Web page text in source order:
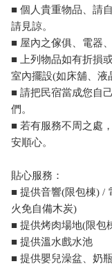
■ 個人貴重物品、請
請見諒。
■ 屋內之傢俱、電器
■ 上列物品如有折損
室內擺設(如床舖、液
■ 請把民宿當成您自
們。
■ 若有服務不周之處
安順心。
貼心服務：
■ 提供音響(限包棟) /
火免自備木炭)
■ 提供烤肉場地(限包
■ 提供溫水戲水池
■ 提供嬰兒澡盆、奶